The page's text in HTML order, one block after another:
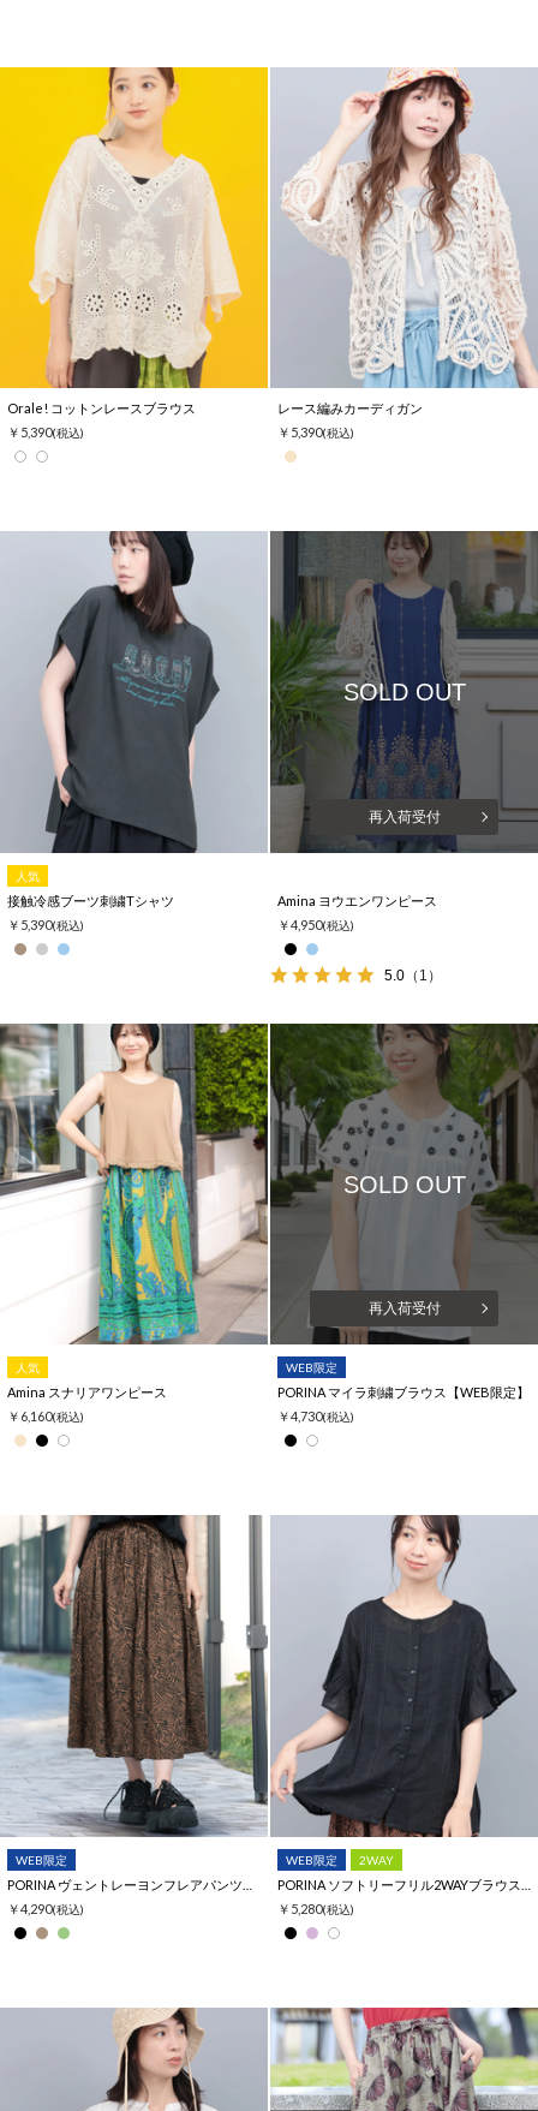
Orale! コットンレースブラウス
￥5,390(税込)
レース編みカーディガン
￥5,390(税込)
人気
接触冷感ブーツ刺繍Tシャツ
￥5,390(税込)
SOLD OUT
再入荷受付
Amina ヨウエンワンピース
￥4,950(税込)
5.0 （1）
人気
Amina スナリアワンピース
￥6,160(税込)
SOLD OUT
再入荷受付
WEB限定
PORINA マイラ刺繍ブラウス【WEB限定】
￥4,730(税込)
WEB限定
￥4,290(税込)
WEB限定 2WAY
￥5,280(税込)